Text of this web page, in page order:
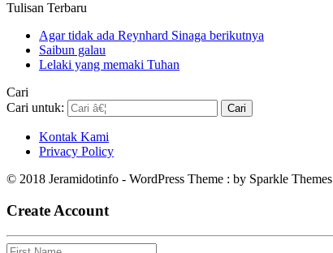
Tulisan Terbaru
Agar tidak ada Reynhard Sinaga berikutnya
Saibun galau
Lelaki yang memaki Tuhan
Cari
Cari untuk:
Kontak Kami
Privacy Policy
© 2018 Jeramidotinfo - WordPress Theme : by Sparkle Themes
Create Account